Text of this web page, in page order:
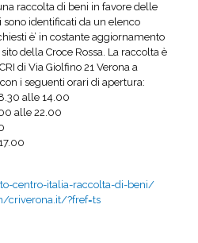
raccolta di beni in favore delle
identificati da un elenco
è’ in costante aggiornamento
della Croce Rossa. La raccolta è
di Via Giolfino 21 Verona a
i seguenti orari di apertura:
alle 14.00
alle 22.00
centro-italia-raccolta-di-beni/
criverona.it/?fref=ts